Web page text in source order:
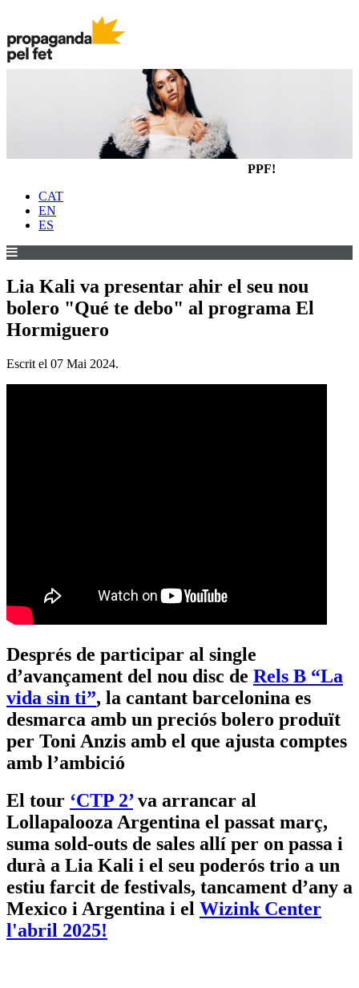
PPF!
CAT
EN
ES
Lia Kali va presentar ahir el seu nou
bolero "Qué te debo" al programa El
Hormiguero
Escrit el 07 Mai 2024.
Després de participar al single
d’avançament del nou disc de Rels B “La
vida sin ti”, la cantant barcelonina es
desmarca amb un preciós bolero produït
per Toni Anzis amb el que ajusta comptes
amb l’ambició
El tour ‘CTP 2’va arrancar al
Lollapalooza Argentina el passat març,
suma sold-outs de sales allí per on passa i
durà a Lia Kali i el seu poderós trio a un
estiu farcit de festivals, tancament d’any a
Mexico i Argentina i el Wizink Center
l'abril 2025!